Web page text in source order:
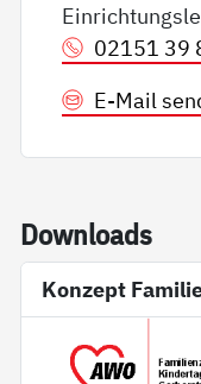
02151 39
E-Mail
Down­loads
Konzept